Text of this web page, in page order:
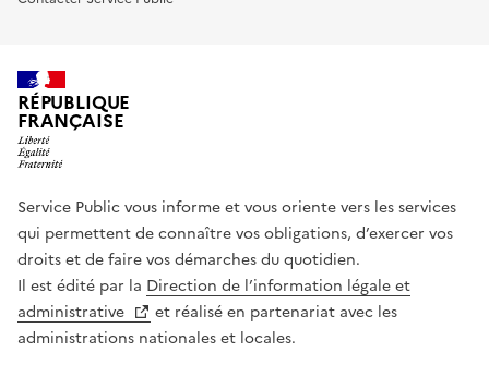
RÉPUBLIQUE
FRANÇAISE
Service Public vous informe et vous oriente vers les services
qui permettent de connaître vos obligations, d’exercer vos
droits et de faire vos démarches du quotidien.
Il est édité par la Direction de l’information légale et
administrative
et réalisé en partenariat avec les
administrations nationales et locales.